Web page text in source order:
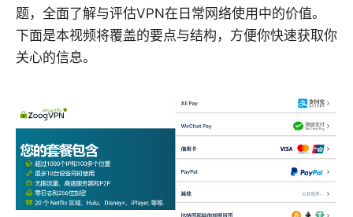
题，全面了解与评估VPN在日常网络使用中的价值。
下面是本视频将覆盖的要点与结构，方便你快速获取你
关心的信息。